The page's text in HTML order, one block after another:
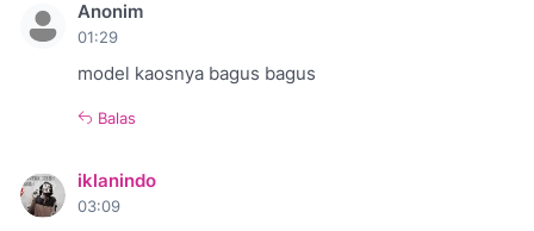
Anonim
01:29
model kaosnya bagus bagus
Balas
iklanindo
03:09